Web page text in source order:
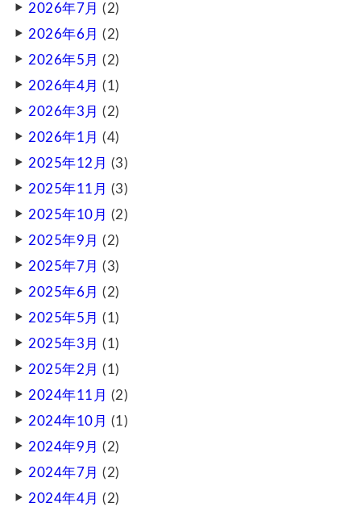
2026年7月 (2)
2026年6月 (2)
2026年5月 (2)
2026年4月 (1)
2026年3月 (2)
2026年1月 (4)
2025年12月 (3)
2025年11月 (3)
2025年10月 (2)
2025年9月 (2)
2025年7月 (3)
2025年6月 (2)
2025年5月 (1)
2025年3月 (1)
2025年2月 (1)
2024年11月 (2)
2024年10月 (1)
2024年9月 (2)
2024年7月 (2)
2024年4月 (2)